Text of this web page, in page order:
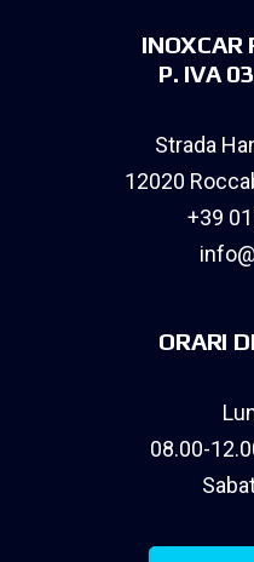
INOXCAR
P. IVA
Strada
12020
+39
ORARI
08.00-